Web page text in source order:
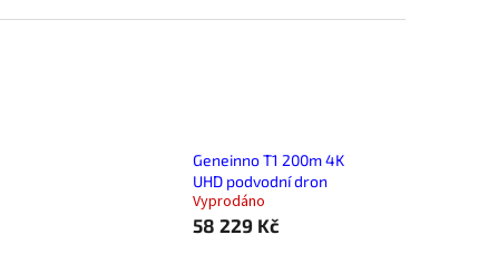
Geneinno T1 200m 4K
UHD podvodní dron
Vyprodáno
58 229 Kč